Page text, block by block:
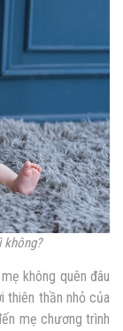
không?
không quên đâu
thiên thần nhỏ của
mẹ chương trình